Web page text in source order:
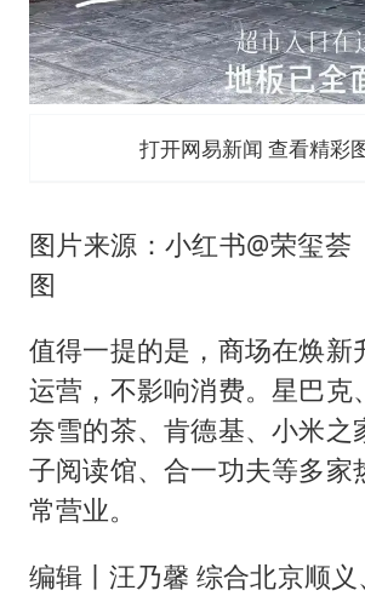
打开网易新闻 查看精彩
图片来源：小红书@荣玺荟
图
值得一提的是，商场在焕新
运营，不影响消费。星巴克
奈雪的茶、肯德基、小米之
子阅读馆、合一功夫等多家
常营业。
编辑丨汪乃馨 综合北京顺义